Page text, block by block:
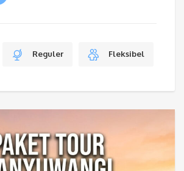
Reguler Fleksibel